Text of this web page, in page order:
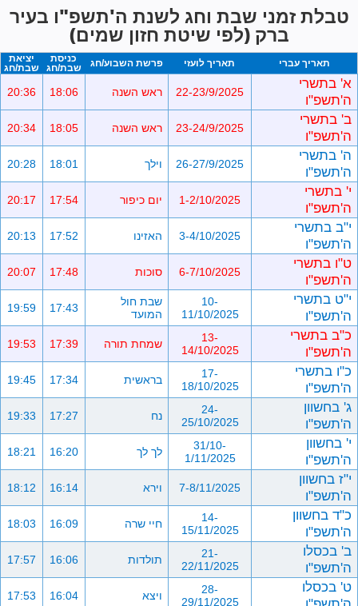
טבלת זמני שבת וחג לשנת ה'תשפ"ו בעיר
ברק (לפי שיטת חזון שמים)
תאריך עברי תאריך לועזי פרשת השבוע/חג
כניסת
שבת/חג
יציאת
שבת/חג
א' בתשרי
ה'תשפ"ו
22-23/9/2025 ראש השנה 18:06
20:36
ב' בתשרי
ה'תשפ"ו
23-24/9/2025 ראש השנה 18:05
20:34
ה' בתשרי
ה'תשפ"ו
26-27/9/2025 וילך 18:01
20:28
י' בתשרי
ה'תשפ"ו
1-2/10/2025 יום כיפור 17:54
20:17
י"ב בתשרי
ה'תשפ"ו
3-4/10/2025 האזינו 17:52
20:13
ט"ו בתשרי
ה'תשפ"ו
6-7/10/2025 סוכות 17:48
20:07
י"ט בתשרי
ה'תשפ"ו
10-
11/10/2025
שבת חול
המועד
17:43
19:59
כ"ב בתשרי
ה'תשפ"ו
13-
14/10/2025
שמחת תורה 17:39
19:53
כ"ו בתשרי
ה'תשפ"ו
17-
18/10/2025
בראשית 17:34
19:45
ג' בחשוון
ה'תשפ"ו
24-
25/10/2025
נח 17:27
19:33
י' בחשוון
ה'תשפ"ו
31/10-
1/11/2025
לך לך 16:20
18:21
י"ז בחשוון
ה'תשפ"ו
7-8/11/2025 וירא 16:14
18:12
כ"ד בחשוון
ה'תשפ"ו
14-
15/11/2025
חיי שרה 16:09
18:03
ב' בכסלו
ה'תשפ"ו
21-
22/11/2025
תולדות 16:06
17:57
ט' בכסלו
28-
29/11/2025
ויצא 16:04
17:53